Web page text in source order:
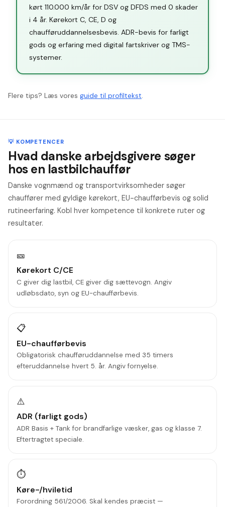
kørt 110.000 km/år for DSV og DFDS med 0 skader
i 4 år. Kørekort C, CE, D og
chaufføruddannelsesbevis. ADR-bevis for farligt
gods og erfaring med digital fartskriver og TMS-
systemer.
Flere tips? Læs vores guide til profiltekst.
💡 KOMPETENCER
Hvad danske arbejdsgivere søger
hos en lastbilchauffør
Danske vognmænd og transportvirksomheder søger
chauffører med gyldige kørekort, EU-chaufførbevis og solid
rutineerfaring. Kobl hver kompetence til konkrete ruter og
resultater.
🎫
Kørekort C/CE
C giver dig lastbil, CE giver dig sættevogn. Angiv
udløbsdato, syn og EU-chaufførbevis.
📋
EU-chaufførbevis
Obligatorisk chaufføruddannelse med 35 timers
efteruddannelse hvert 5. år. Angiv fornyelse.
⚠️
ADR (farligt gods)
ADR Basis + Tank for brandfarlige væsker, gas og klasse 7.
Eftertragtet speciale.
⏱️
Køre-/hviletid
Forordning 561/2006. Skal kendes præcist —